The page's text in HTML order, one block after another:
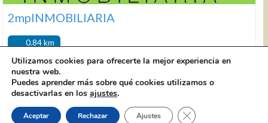
2mpINMOBILIARIA
0.84 km
2mpINMOBILIARIA C/ Panaderos, 44 Local 2
410
info@inmobiliaria2mp.es
De Lunes a viernes, de
9:00 a 14:00 y de 17:00 a 19:00 horas. Sábados, de 10:00 a
14:00 horas. Web: www.inmobiliaria2mp.es Facebook
Utilizamos cookies para ofrecerte la mejor experiencia en
nuestra web.
Puedes aprender más sobre qué cookies utilizamos o
desactivarlas en los ajustes.
Aceptar Rechazar Ajustes Cerrar el banner de